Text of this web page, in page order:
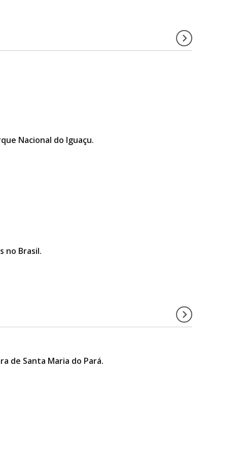
Nacional do Iguaçu.
no Brasil.
de Santa Maria do Pará.